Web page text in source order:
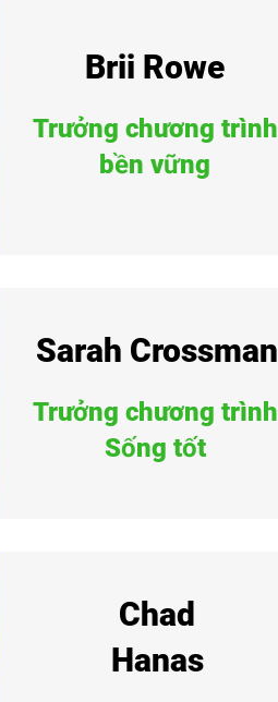
Brii Rowe
Trưởng chương trình
bền vững
Sarah Crossman
Trưởng chương trình
Sống tốt
Chad
Hanas